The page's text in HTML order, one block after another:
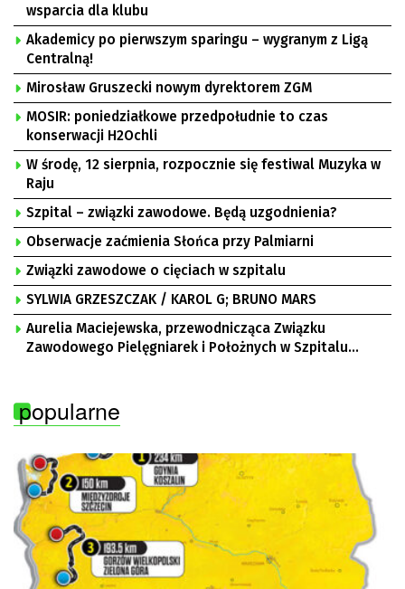
wsparcia dla klubu
Akademicy po pierwszym sparingu – wygranym z Ligą
Centralną!
Mirosław Gruszecki nowym dyrektorem ZGM
MOSIR: poniedziałkowe przedpołudnie to czas
konserwacji H2Ochli
W środę, 12 sierpnia, rozpocznie się festiwal Muzyka w
Raju
Szpital – związki zawodowe. Będą uzgodnienia?
Obserwacje zaćmienia Słońca przy Palmiarni
Związki zawodowe o cięciach w szpitalu
SYLWIA GRZESZCZAK / KAROL G; BRUNO MARS
Aurelia Maciejewska, przewodnicząca Związku
Zawodowego Pielęgniarek i Położnych w Szpitalu
„Solidarność” Zielona Góra
popularne